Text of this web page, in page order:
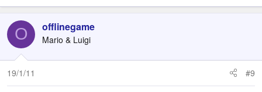
O offlinegame
Mario & Luigi
19/1/11 #9